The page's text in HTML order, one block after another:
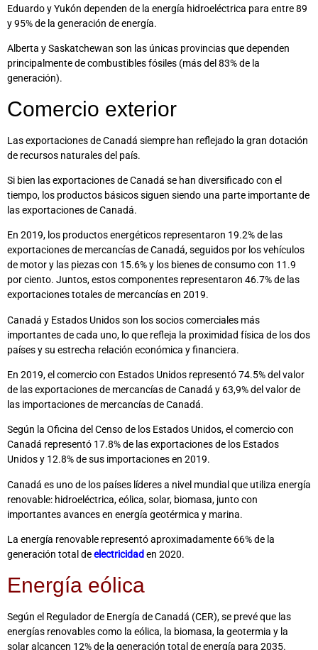
Eduardo y Yukón dependen de la energía hidroeléctrica para entre 89
y 95% de la generación de energía.
Alberta y Saskatchewan son las únicas provincias que dependen
principalmente de combustibles fósiles (más del 83% de la
generación).
Comercio exterior
Las exportaciones de Canadá siempre han reflejado la gran dotación
de recursos naturales del país.
Si bien las exportaciones de Canadá se han diversificado con el
tiempo, los productos básicos siguen siendo una parte importante de
las exportaciones de Canadá.
En 2019, los productos energéticos representaron 19.2% de las
exportaciones de mercancías de Canadá, seguidos por los vehículos
de motor y las piezas con 15.6% y los bienes de consumo con 11.9
por ciento. Juntos, estos componentes representaron 46.7% de las
exportaciones totales de mercancías en 2019.
Canadá y Estados Unidos son los socios comerciales más
importantes de cada uno, lo que refleja la proximidad física de los dos
países y su estrecha relación económica y financiera.
En 2019, el comercio con Estados Unidos representó 74.5% del valor
de las exportaciones de mercancías de Canadá y 63,9% del valor de
las importaciones de mercancías de Canadá.
Según la Oficina del Censo de los Estados Unidos, el comercio con
Canadá representó 17.8% de las exportaciones de los Estados
Unidos y 12.8% de sus importaciones en 2019.
Canadá es uno de los países líderes a nivel mundial que utiliza energía
renovable: hidroeléctrica, eólica, solar, biomasa, junto con
importantes avances en energía geotérmica y marina.
La energía renovable representó aproximadamente 66% de la
generación total deelectricidaden 2020.
Energía eólica
Según el Regulador de Energía de Canadá (CER), se prevé que las
energías renovables como la eólica, la biomasa, la geotermia y la
solar alcancen 12% de la generación total de energía para 2035.